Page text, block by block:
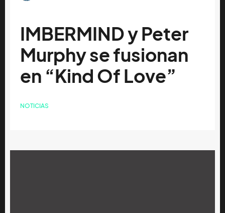
IMBERMIND y Peter
Murphy se fusionan
en “Kind Of Love”
NOTICIAS